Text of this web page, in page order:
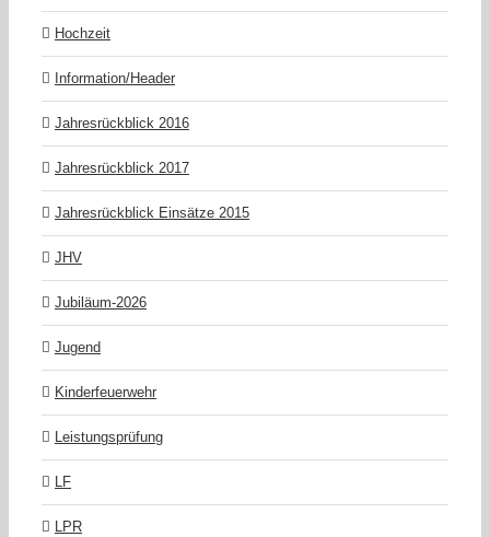
Hochzeit
Information/Header
Jahresrückblick 2016
Jahresrückblick 2017
Jahresrückblick Einsätze 2015
JHV
Jubiläum-2026
Jugend
Kinderfeuerwehr
Leistungsprüfung
LF
LPR